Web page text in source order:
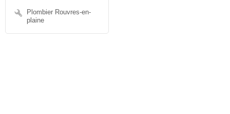
Plombier Rouvres-en-
plaine